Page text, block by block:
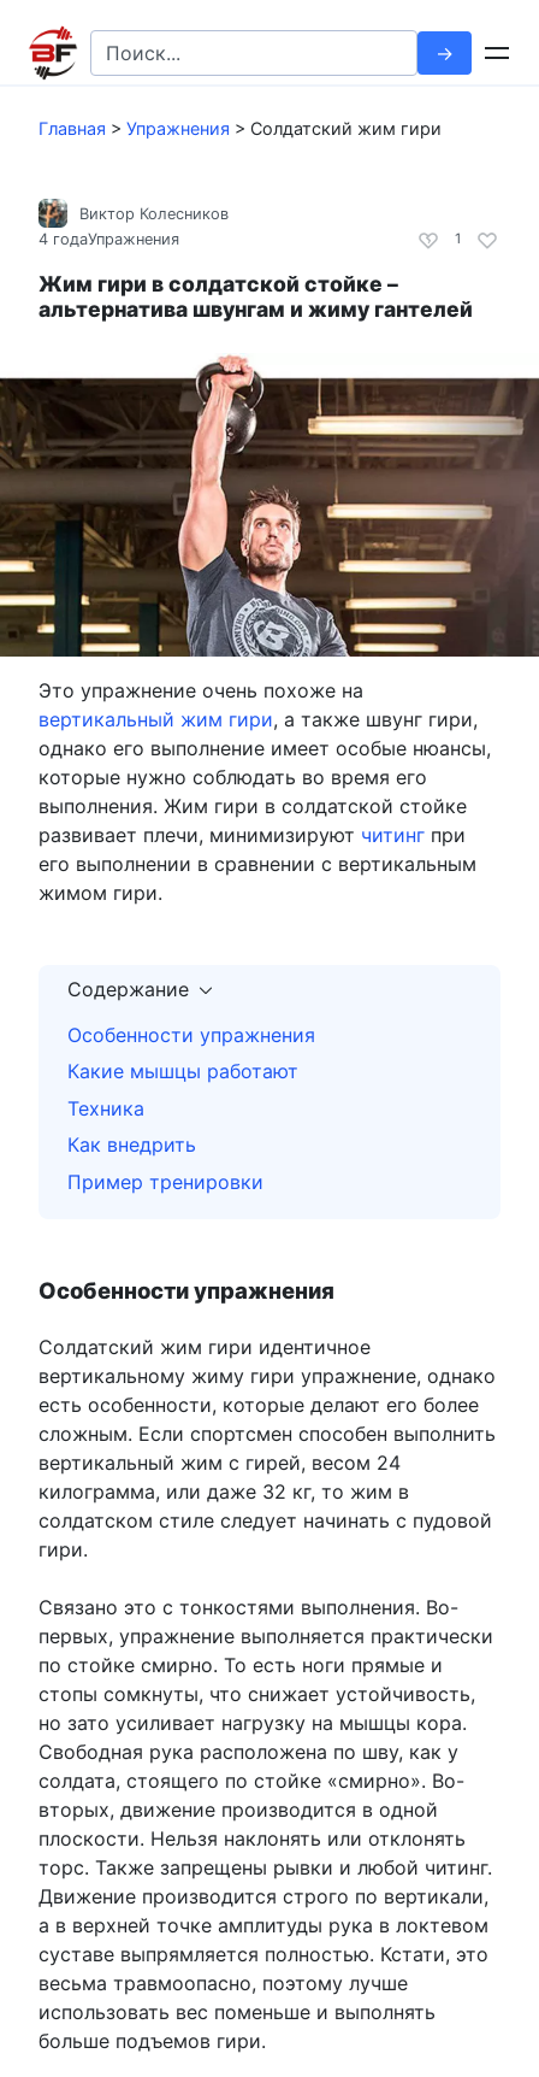
контенту
Search
for:
Главная > Упражнения > Солдатский жим гири
1
Виктор Колесников
4 годаУпражнения
Жим гири в солдатской стойке –
альтернатива швунгам и жиму гантелей
Это упражнение очень похоже на
вертикальный жим гири, а также швунг гири,
однако его выполнение имеет особые нюансы,
которые нужно соблюдать во время его
выполнения. Жим гири в солдатской стойке
развивает плечи, минимизируют читинг при
его выполнении в сравнении с вертикальным
жимом гири.
Содержание
Особенности упражнения
Какие мышцы работают
Техника
Как внедрить
Пример тренировки
Особенности упражнения
Солдатский жим гири идентичное
вертикальному жиму гири упражнение, однако
есть особенности, которые делают его более
сложным. Если спортсмен способен выполнить
вертикальный жим с гирей, весом 24
килограмма, или даже 32 кг, то жим в
солдатском стиле следует начинать с пудовой
гири.
Связано это с тонкостями выполнения. Во-
первых, упражнение выполняется практически
по стойке смирно. То есть ноги прямые и
стопы сомкнуты, что снижает устойчивость,
но зато усиливает нагрузку на мышцы кора.
Свободная рука расположена по шву, как у
солдата, стоящего по стойке «смирно». Во-
вторых, движение производится в одной
плоскости. Нельзя наклонять или отклонять
торс. Также запрещены рывки и любой читинг.
Движение производится строго по вертикали,
а в верхней точке амплитуды рука в локтевом
суставе выпрямляется полностью. Кстати, это
весьма травмоопасно, поэтому лучше
использовать вес поменьше и выполнять
больше подъемов гири.